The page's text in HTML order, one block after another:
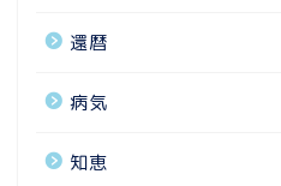
還暦
病気
知恵